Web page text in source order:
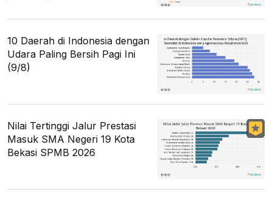
10 Daerah di Indonesia dengan
Udara Paling Bersih Pagi Ini
(9/8)
Nilai Tertinggi Jalur Prestasi
Masuk SMA Negeri 19 Kota
Bekasi SPMB 2026